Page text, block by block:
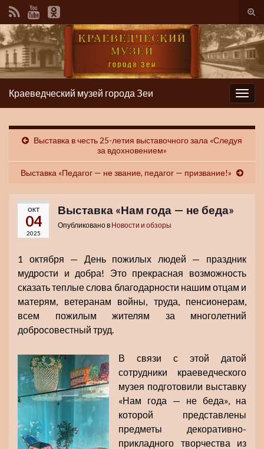
Вкл/
Вкл/
выкл
Краеведческий музей города Зеи
Выставка в честь 25-летия выставочного зала «Следуя
за вдохновением»
Выставка «Педагог — не звание, педагог — призвание!»
ОКТ
04
2025
Выставка «Нам года — не беда»
Опубликовано в Новости и обзоры
1 октября — День пожилых людей — праздник
мудрости и добра! Это прекрасная возможность
сказать теплые слова благодарности нашим отцам и
матерям, ветеранам войны, труда, пенсионерам,
всем пожилым жителям за многолетний
добросовестный труд.
В связи с этой датой
сотрудники краеведческого
музея подготовили выставку
«Нам года — не беда», на
которой представлены
предметы декоративно-
прикладного творчества из